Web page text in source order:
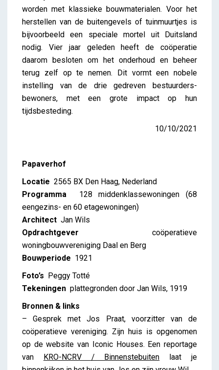
worden met klassieke bouwmaterialen. Voor het
herstellen van de buitengevels of tuinmuurtjes is
bijvoorbeeld een speciale mortel uit Duitsland
nodig. Vier jaar geleden heeft de coöperatie
daarom besloten om het onderhoud en beheer
terug zelf op te nemen. Dit vormt een nobele
instelling van de drie gedreven bestuurders-
bewoners, met een grote impact op hun
tijdsbesteding.
10/10/2021
Papaverhof
Locatie 2565 BX Den Haag, Nederland
Programma
128 middenklassewoningen (68
eengezins- en 60 etagewoningen)
Architect Jan Wils
Opdrachtgever
coöperatieve
woningbouwvereniging Daal en Berg
Bouwperiode 1921
Foto’s Peggy Totté
Tekeningen plattegronden door Jan Wils, 1919
Bronnen & links
– Gesprek met Jos Praat, voorzitter van de
coöperatieve vereniging. Zijn huis is opgenomen
op de website van Iconic Houses. Een reportage
van KRO-NCRV / Binnenstebuiten laat je